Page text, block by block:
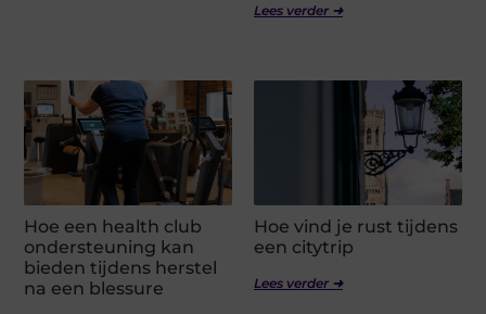
Lees verder ➜
Hoe een health club
ondersteuning kan
bieden tijdens herstel
na een blessure
Hoe vind je rust tijdens
een citytrip
Lees verder ➜